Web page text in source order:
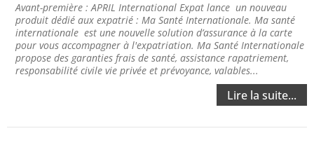
Avant-première : APRIL International Expat lance un nouveau
produit dédié aux expatrié : Ma Santé Internationale. Ma santé
internationale est une nouvelle solution d’assurance à la carte
pour vous accompagner à l'expatriation. Ma Santé Internationale
propose des garanties frais de santé, assistance rapatriement,
responsabilité civile vie privée et prévoyance, valables...
Lire la suite...